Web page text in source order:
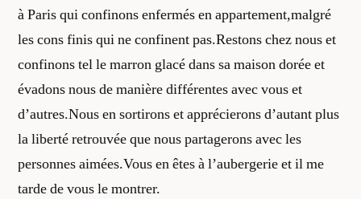
à Paris qui confinons enfermés en appartement,malgré
les cons finis qui ne confinent pas.Restons chez nous et
confinons tel le marron glacé dans sa maison dorée et
évadons nous de manière différentes avec vous et
d’autres.Nous en sortirons et apprécierons d’autant plus
la liberté retrouvée que nous partagerons avec les
personnes aimées.Vous en êtes à l’aubergerie et il me
tarde de vous le montrer.